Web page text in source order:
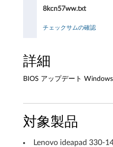
w
s
0
(
8kcn57ww.txt
チェックサムの確認
詳細
BIOS アップデート
対象製品
Lenovo ideapad 330-